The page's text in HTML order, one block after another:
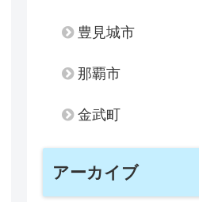
豊見城市
那覇市
金武町
アーカイブ